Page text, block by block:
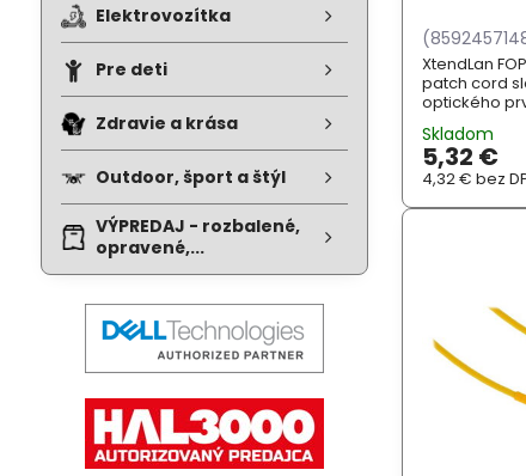
XtendLan
patch cord
optického
prvkem.
multimode;
Skladom
5,32 €
4,32 €bez
Elektrovozítka
Pre deti
Zdravie a krása
Outdoor, šport a štýl
VÝPREDAJ - rozbalené,
opravené,...